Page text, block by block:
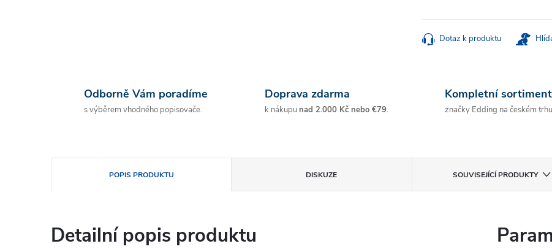
cena:
Dotaz k produktu
Odborně Vám poradíme
s výběrem vhodného popisovače.
Doprava zdarma
k nákupunad 2.000 Kč nebo €79.
Kompletní sortiment
značky Edding na českém
POPIS PRODUKTU DISKUZE SOUVISEJÍCÍ PRODUKTY
Detailní popis produktu